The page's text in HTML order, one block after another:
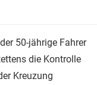
50-jährige Fahrer
die Kontrolle
Kreuzung